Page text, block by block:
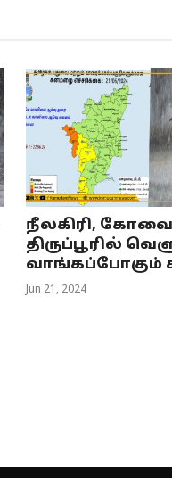
நீலகிரி,
திருப்பூரில்
வாங்கப்போகும்
Jun 21, 2024